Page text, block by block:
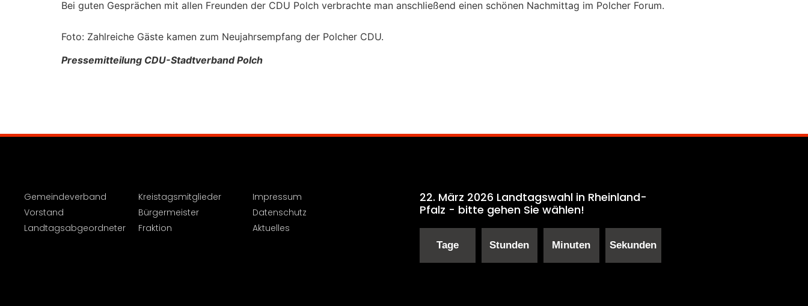
Bei guten Gesprächen mit allen Freunden der CDU Polch verbrachte man anschließend einen schönen Nachmittag im Polcher Forum.
Foto: Zahlreiche Gäste kamen zum Neujahrsempfang der Polcher CDU.
Pressemitteilung CDU-Stadtverband Polch
Gemeindeverband
Vorstand
Landtagsabgeordneter
Kreistagsmitglieder
Bürgermeister
Fraktion
Impressum
Datenschutz
Aktuelles
22. März 2026 Landtagswahl in Rheinland-
Pfalz - bitte gehen Sie wählen!
Tage Stunden Minuten Sekunden